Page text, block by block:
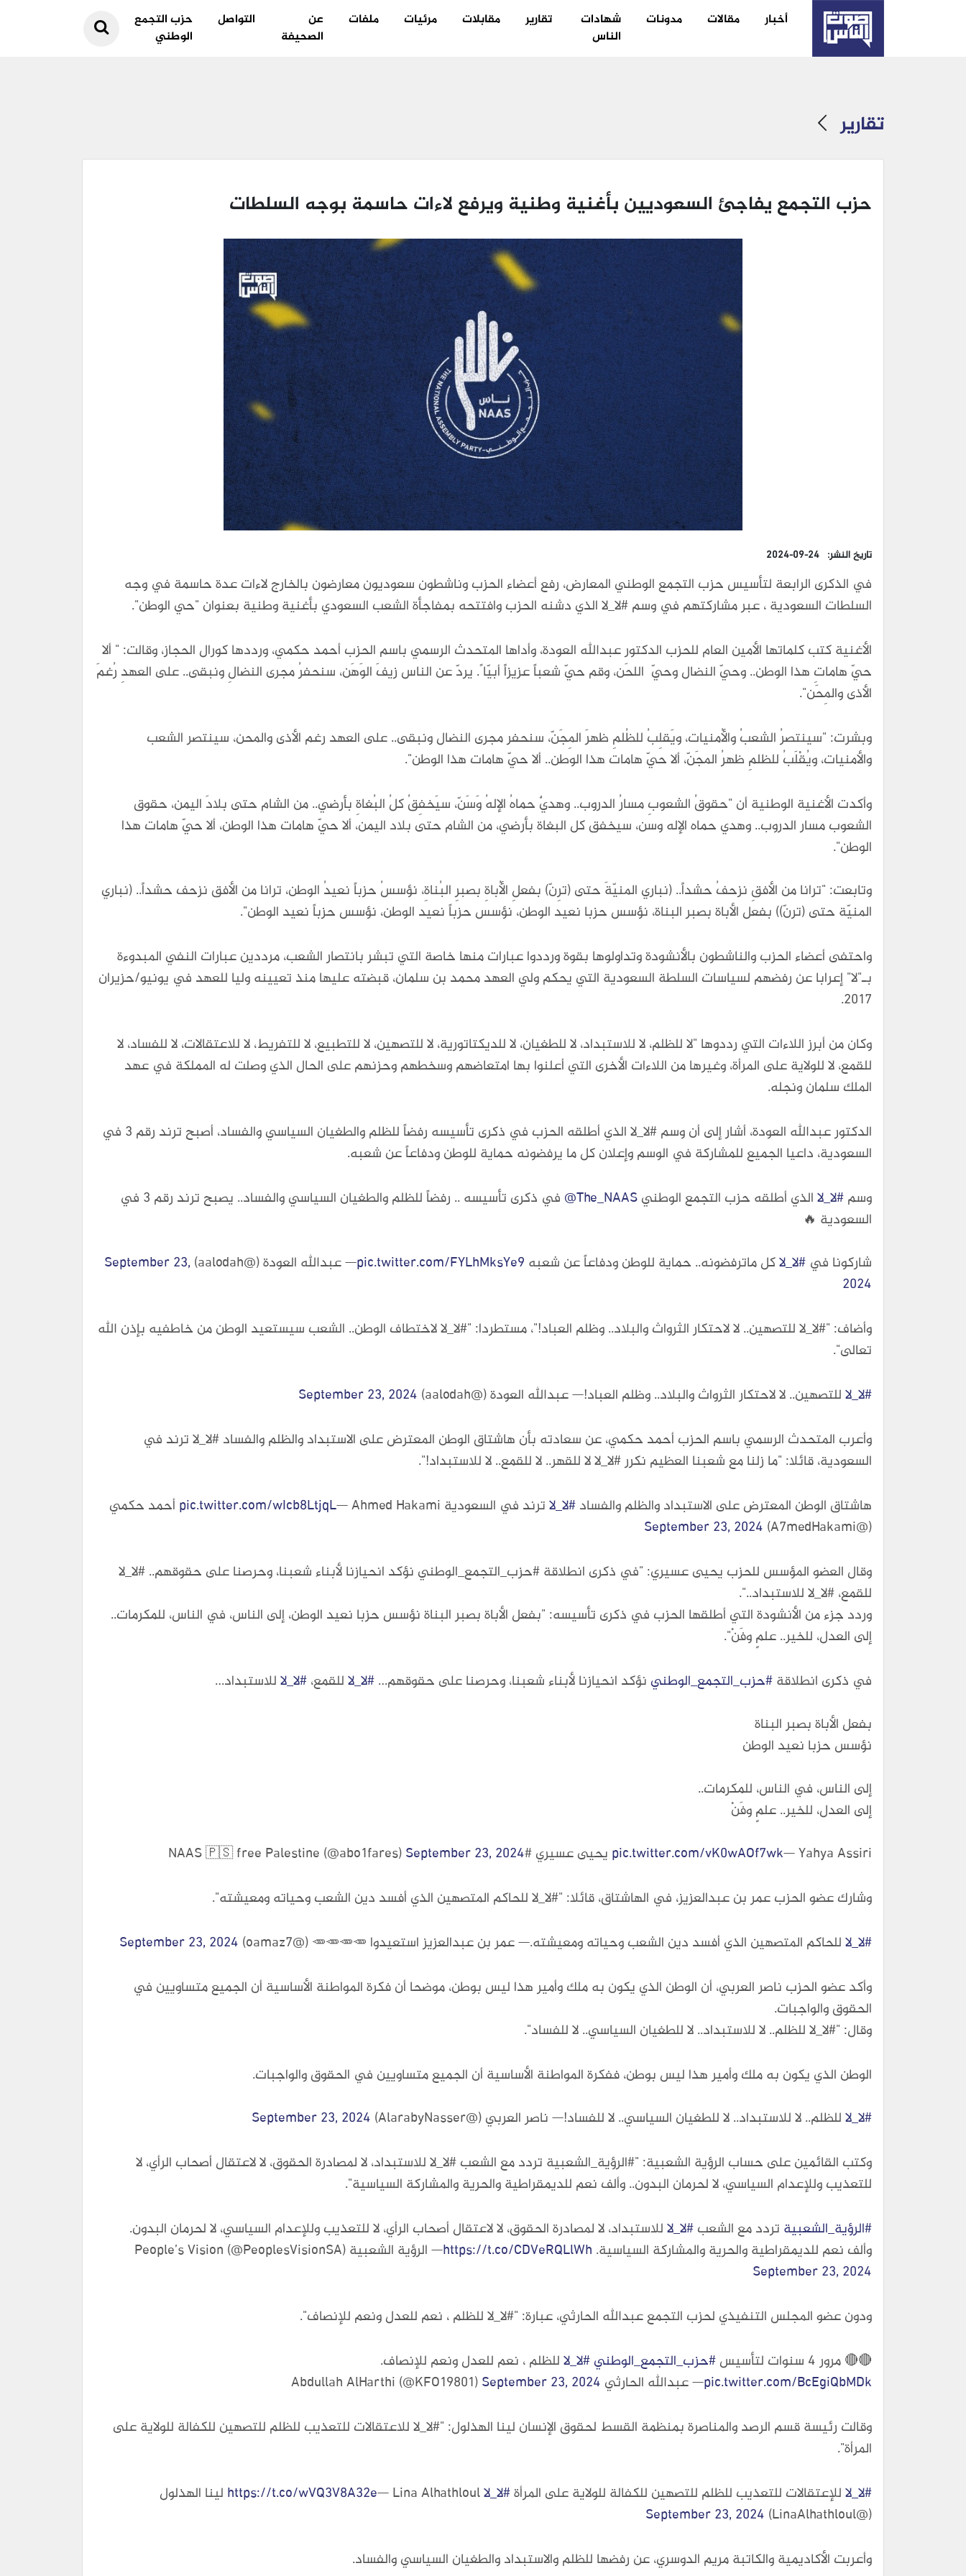
أخبار مقالات مدونات
شهادات
الناس
تقارير مقابلات مرئيات ملفات
عن
الصحيفة
التواصل
حزب التجمع
الوطني
تقارير
حزب التجمع يفاجئ السعوديين بأغنية وطنية ويرفع لاءات حاسمة بوجه السلطات
تاريخ النشر: 2024-09-24
في الذكرى الرابعة لتأسيس حزب التجمع الوطني المعارض، رفع أعضاء الحزب وناشطون سعوديون معارضون بالخارج لاءات عدة حاسمة في وجه
السلطات السعودية ، عبر مشاركتهم في وسم #لا_لا الذي دشنه الحزب وافتتحه بمفاجأة الشعب السعودي بأغنية وطنية بعنوان "حي الوطن".
الأغنية كتب كلماتها الأمين العام للحزب الدكتور عبدالله العودة، وأداها المتحدث الرسمي باسم الحزب أحمد حكمي، ورددها كورال الحجاز، وقالت: " ألا
حيّ هاماتِ هذا الوطن.. وحيّ النضال وحيّ اللحَن، وقم حيّ شعباً عزيزاً أبيّا ً. يردّ عن الناس زيفَ الوَهَن، سنحفرُ مجرى النضالِ ونبقى.. على العهدِ رُغمَ
الأذى والمِحَن".
وبشرت: "سينتصرُ الشعبُ والأُمنيات، ويَقلِبُ للظُلمِ ظهرَ المِجَنّ، سنحفر مجرى النضال ونبقى.. على العهد رغم الأذى والمحن، سينتصر الشعب
والأمنيات، ويُقْلَبُ للظلمِ ظهرُ المجَنّ، ألا حيّ هامات هذا الوطن.. ألا حيّ هامات هذا الوطن".
وأكدت الأغنية الوطنية أن "حقوقُ الشعوبِ مسارُ الدروب.. وهديٌ حماهُ الإلهُ وَسَنّ، سيَخفِقُ كلُ البُغاةِ بأرضي.. من الشام حتى بلادَ اليمن، حقوق
الشعوب مسار الدروب.. وهدي حماه الإله وسن، سيخفق كل البغاة بأرضي، من الشام حتى بلاد اليمن، ألا حيّ هامات هذا الوطن، ألا حيّ هامات هذا
الوطن".
وتابعت: "ترانا من الأفقِ نزحفُ حشداً.. (نباري المنيّةَ حتى (ترِنّ) بفعلِ الأُباةِ بصبرِ البُناةِ، نؤسسُ حزباً نعيدُ الوطن، ترانا من الأفق نزحف حشداً.. (نباري
المنيّة حتى (ترنّ)) بفعل الأباة بصبر البناة، نؤسس حزبا نعيد الوطن، نؤسس حزباً نعيد الوطن، نؤسس حزباً نعيد الوطن".
واحتفى أعضاء الحزب والناشطون بالأنشودة وتداولوها بقوة ورددوا عبارات منها خاصة التي تبشر بانتصار الشعب، مرددين عبارات النفي المبدوءة
بـ"لا" إعرابا عن رفضهم لسياسات السلطة السعودية التي يحكم ولي العهد محمد بن سلمان، قبضته عليها منذ تعيينه وليا للعهد في يونيو/حزيران
2017.
وكان من أبرز اللاءات التي رددوها "لا للظلم، لا للاستبداد، لا للطغيان، لا للديكتاتورية، لا للتصهين، لا للتطبيع، لا للتفريط، لا للاعتقالات، لا للفساد، لا
للقمع، لا للولاية على المرأة، وغيرها من اللاءات الأخرى التي أعلنوا بها امتعاضهم وسخطهم وحزنهم على الحال الذي وصلت له المملكة في عهد
الملك سلمان ونجله.
الدكتور عبدالله العودة، أشار إلى أن وسم #لا_لا الذي أطلقه الحزب في ذكرى تأسيسه رفضاً للظلم والطغيان السياسي والفساد، أصبح ترند رقم ٣ في
السعودية، داعيا الجميع للمشاركة في الوسم وإعلان كل ما يرفضونه حماية للوطن ودفاعاً عن شعبه.
وسم#لا_لاالذي أطلقه حزب التجمع الوطني ⁦@The_NAAS
⁩ في ذكرى تأسيسه .. رفضاً للظلم والطغيان السياسي والفساد.. يصبح ترند رقم ٣ في
السعودية 🔥
شاركونا في #لا_لاكل ماترفضونه.. حماية للوطن ودفاعاً عن شعبه pic.twitter.com/FYLhMksYe9— عبدالله العودة (@aalodah)
September 23,
2024
وأضاف: "#لا_لا للتصهين.. لا لاحتكار الثرواث والبلاد.. وظلم العباد!"، مستطردا: "#لا_لا لاختطاف الوطن.. الشعب سيستعيد الوطن من خاطفيه بإذن الله
تعالى".
#لا_لاللتصهين.. لا لاحتكار الثرواث والبلاد.. وظلم العباد!— عبدالله العودة (@aalodah)
September 23, 2024
وأعرب المتحدث الرسمي باسم الحزب أحمد حكمي، عن سعادته بأن هاشتاق الوطن المعترض على الاستبداد والظلم والفساد #لا_لا ترند في
السعودية، قائلا: "ما زلنا مع شعبنا العظيم نكرر #لا_لا لا للقهر.. لا للقمع.. لا للاستبداد!".
هاشتاق الوطن المعترض على الاستبداد والظلم والفساد#لا_لاترند في السعودية pic.twitter.com/wIcb8LtjqL— Ahmed Hakami أحمد حكمي
(@A7medHakami)
September 23, 2024
وقال العضو المؤسس للحزب يحيى عسيري: "في ذكرى انطلاقة #حزب_التجمع_الوطني نؤكد انحيازنا لأبناء شعبنا، وحرصنا على حقوقهم.. #لا_لا
للقمع، #لا_لا للاستبداد..".
وردد جزء من الأنشودة التي أطلقها الحزب في ذكرى تأسيسه: "بفعل الأباة بصبر البناة نؤسس حزبا نعيد الوطن، إلى الناس، في الناس، للمكرمات..
إلى العدل، للخير.. علمٍ وفَنْ".
في ذكرى انطلاقة#حزب_التجمع_الوطنينؤكد انحيازنا لأبناء شعبنا، وحرصنا على حقوقهم…#لا_لاللقمع،#لا_لاللاستبداد…
بفعل الأباة بصبر البناة
نؤسس حزبا نعيد الوطن
إلى الناس، في الناس، للمكرمات..
إلى العدل، للخير.. علمٍ وفَنْ
pic.twitter.com/vK0wAOf7wk— Yahya Assiri يحيى عسيري #NAAS 🇵🇸 free Palestine (@abo1fares)
September 23, 2024
وشارك عضو الحزب عمر بن عبدالعزيز، في الهاشتاق، قائلا: "#لا_لا للحاكم المتصهين الذي أفسد دين الشعب وحياته ومعيشته".
#لا_لاللحاكم المتصهين الذي أفسد دين الشعب وحياته ومعيشته.— عمر بن عبدالعزيز استعيدوا 🥕🥕🥕🥕 (@oamaz7)
September 23, 2024
وأكد عضو الحزب ناصر العربي، أن الوطن الذي يكون به ملك وأمير هذا ليس بوطن، موضحا أن فكرة المواطنة الأساسية أن الجميع متساويين في
الحقوق والواجبات.
وقال: "#لا_لا للظلم.. لا للاستبداد.. لا للطغيان السياسي.. لا للفساد".
الوطن الذي يكون به ملك وأمير هذا ليس بوطن، ففكرة المواطنة الأساسية أن الجميع متساويين في الحقوق والواجبات.
#لا_لاللظلم.. لا للاستبداد.. لا للطغيان السياسي.. لا للفساد!— ناصر العربي (@AlarabyNasser)
September 23, 2024
وكتب القائمين على حساب الرؤية الشعبية: "#الرؤية_الشعبية تردد مع الشعب #لا_لا للاستبداد، لا لمصادرة الحقوق، لا لاعتقال أصحاب الرأي، لا
للتعذيب وللإعدام السياسي، لا لحرمان البدون.. وألف نعم للديمقراطية والحرية والمشاركة السياسية".
#الرؤية_الشعبية تردد مع الشعب#لا_لاللاستبداد، لا لمصادرة الحقوق، لا لاعتقال أصحاب الرأي، لا للتعذيب وللإعدام السياسي، لا لحرمان البدون.
وألف نعم للديمقراطية والحرية والمشاركة السياسية. https://t.co/CDVeRQLlWh— الرؤية الشعبية People’s Vision (@PeoplesVisionSA)
September 23, 2024
ودون عضو المجلس التنفيذي لحزب التجمع عبدالله الحارثي، عبارة: "#لا_لا للظلم ، نعم للعدل ونعم للإنصاف".
🔴🔴 مرور 4 سنوات لتأسيس
#حزب_التجمع_الوطني#لا_لاللظلم ، نعم للعدل ونعم للإنصاف.
pic.twitter.com/BcEgiQbMDk— عبدالله الحارثي Abdullah AlHarthi (@KFO19801) September 23, 2024
وقالت رئيسة قسم الرصد والمناصرة بمنظمة القسط لحقوق الإنسان لينا الهذلول: "#لا_لا للاعتقالات للتعذيب للظلم للتصهين للكفالة للولاية على
المرأة".
#لا_لاللإعتقالات للتعذيب للظلم للتصهين للكفالة للولاية على المرأة#لا_لا https://t.co/wVQ3V8A32e — Lina Alhathloul لينا الهذلول
(@LinaAlhathloul)
September 23, 2024
وأعربت الأكاديمية والكاتبة مريم الدوسري، عن رفضها للظلم والاستبداد والطغيان السياسي والفساد.